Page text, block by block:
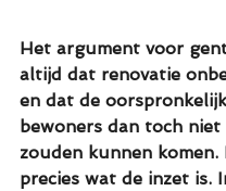
Het argument voor
altijd dat renovatie
en dat de
bewoners dan toch
zouden kunnen komen.
precies wat de inzet is.